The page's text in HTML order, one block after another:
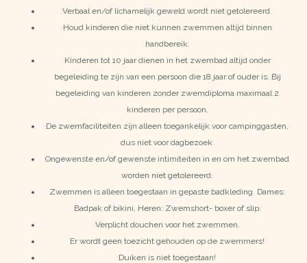
Verbaal en/of lichamelijk geweld wordt niet getolereerd.
Houd kinderen die niet kunnen zwemmen altijd binnen
handbereik.
Kinderen tot 10 jaar dienen in het zwembad altijd onder
begeleiding te zijn van een persoon die 18 jaar of ouder is. Bij
begeleiding van kinderen zonder zwemdiploma maximaal 2
kinderen per persoon.
De zwemfaciliteiten zijn alleen toegankelijk voor campinggasten,
dus niet voor dagbezoek.
Ongewenste en/of gewenste intimiteiten in en om het zwembad
worden niet getolereerd.
Zwemmen is alleen toegestaan in gepaste badkleding. Dames:
Badpak of bikini, Heren: Zwemshort- boxer of slip.
Verplicht douchen voor het zwemmen.
Er wordt geen toezicht gehouden op de zwemmers!
Duiken is niet toegestaan!